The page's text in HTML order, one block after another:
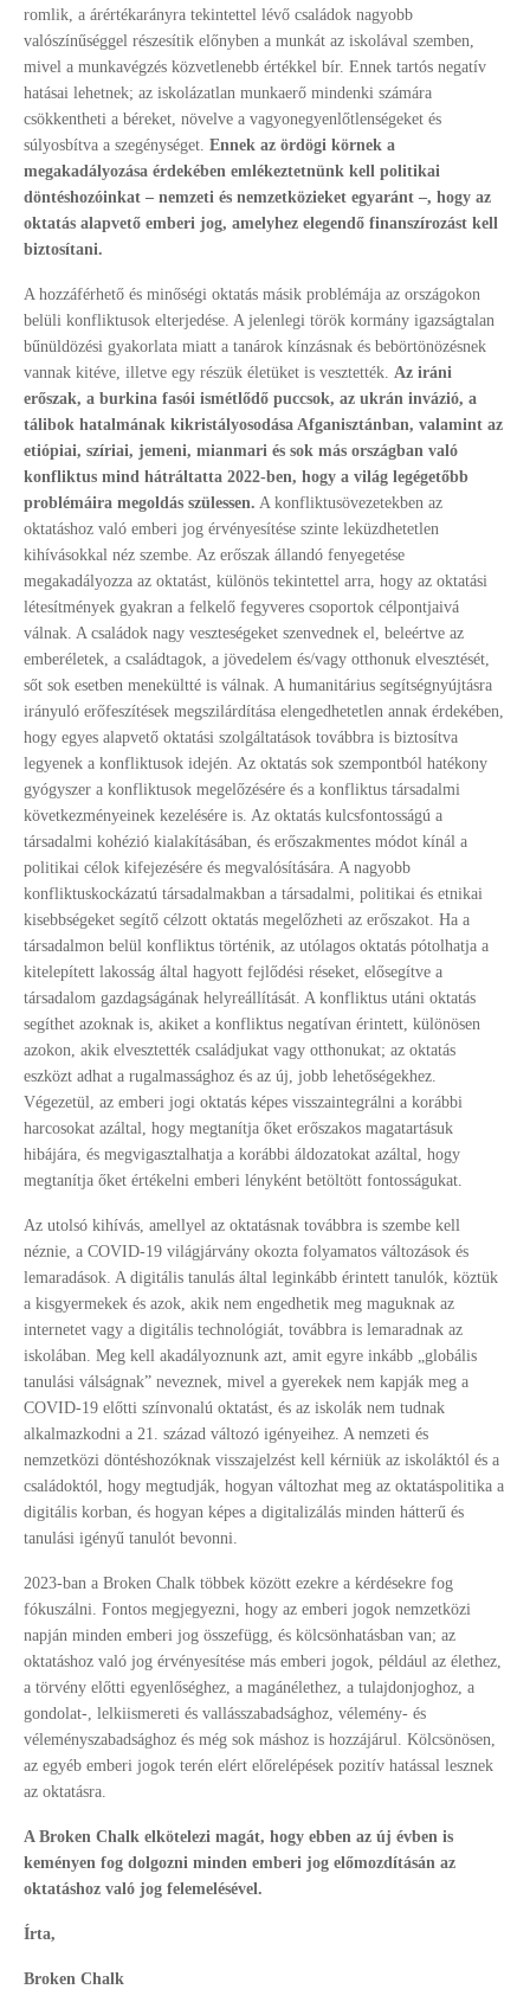
romlik, a árértékarányra tekintettel lévő családok nagyobb
valószínűséggel részesítik előnyben a munkát az iskolával szemben,
mivel a munkavégzés közvetlenebb értékkel bír. Ennek tartós negatív
hatásai lehetnek; az iskolázatlan munkaerő mindenki számára
csökkentheti a béreket, növelve a vagyonegyenlőtlenségeket és
súlyosbítva a szegénységet. Ennek az ördögi körnek a
megakadályozása érdekében emlékeztetnünk kell politikai
döntéshozóinkat – nemzeti és nemzetközieket egyaránt –, hogy az
oktatás alapvető emberi jog, amelyhez elegendő finanszírozást kell
biztosítani.
A hozzáférhető és minőségi oktatás másik problémája az országokon
belüli konfliktusok elterjedése. A jelenlegi török kormány igazságtalan
bűnüldözési gyakorlata miatt a tanárok kínzásnak és bebörtönözésnek
vannak kitéve, illetve egy részük életüket is vesztették. Az iráni
erőszak, a burkina fasói ismétlődő puccsok, az ukrán invázió, a
tálibok hatalmának kikristályosodása Afganisztánban, valamint az
etiópiai, szíriai, jemeni, mianmari és sok más országban való
konfliktus mind hátráltatta 2022-ben, hogy a világ legégetőbb
problémáira megoldás szülessen. A konfliktusövezetekben az
oktatáshoz való emberi jog érvényesítése szinte leküzdhetetlen
kihívásokkal néz szembe. Az erőszak állandó fenyegetése
megakadályozza az oktatást, különös tekintettel arra, hogy az oktatási
létesítmények gyakran a felkelő fegyveres csoportok célpontjaivá
válnak. A családok nagy veszteségeket szenvednek el, beleértve az
emberéletek, a családtagok, a jövedelem és/vagy otthonuk elvesztését,
sőt sok esetben menekültté is válnak. A humanitárius segítségnyújtásra
irányuló erőfeszítések megszilárdítása elengedhetetlen annak érdekében,
hogy egyes alapvető oktatási szolgáltatások továbbra is biztosítva
legyenek a konfliktusok idején. Az oktatás sok szempontból hatékony
gyógyszer a konfliktusok megelőzésére és a konfliktus társadalmi
következményeinek kezelésére is. Az oktatás kulcsfontosságú a
társadalmi kohézió kialakításában, és erőszakmentes módot kínál a
politikai célok kifejezésére és megvalósítására. A nagyobb
konfliktuskockázatú társadalmakban a társadalmi, politikai és etnikai
kisebbségeket segítő célzott oktatás megelőzheti az erőszakot. Ha a
társadalmon belül konfliktus történik, az utólagos oktatás pótolhatja a
kitelepített lakosság által hagyott fejlődési réseket, elősegítve a
társadalom gazdagságának helyreállítását. A konfliktus utáni oktatás
segíthet azoknak is, akiket a konfliktus negatívan érintett, különösen
azokon, akik elvesztették családjukat vagy otthonukat; az oktatás
eszközt adhat a rugalmassághoz és az új, jobb lehetőségekhez.
Végezetül, az emberi jogi oktatás képes visszaintegrálni a korábbi
harcosokat azáltal, hogy megtanítja őket erőszakos magatartásuk
hibájára, és megvigasztalhatja a korábbi áldozatokat azáltal, hogy
megtanítja őket értékelni emberi lényként betöltött fontosságukat.
Az utolsó kihívás, amellyel az oktatásnak továbbra is szembe kell
néznie, a COVID-19 világjárvány okozta folyamatos változások és
lemaradások. A digitális tanulás által leginkább érintett tanulók, köztük
a kisgyermekek és azok, akik nem engedhetik meg maguknak az
internetet vagy a digitális technológiát, továbbra is lemaradnak az
iskolában. Meg kell akadályoznunk azt, amit egyre inkább „globális
tanulási válságnak” neveznek, mivel a gyerekek nem kapják meg a
COVID-19 előtti színvonalú oktatást, és az iskolák nem tudnak
alkalmazkodni a 21. század változó igényeihez. A nemzeti és
nemzetközi döntéshozóknak visszajelzést kell kérniük az iskoláktól és a
családoktól, hogy megtudják, hogyan változhat meg az oktatáspolitika a
digitális korban, és hogyan képes a digitalizálás minden hátterű és
tanulási igényű tanulót bevonni.
2023-ban a Broken Chalk többek között ezekre a kérdésekre fog
fókuszálni. Fontos megjegyezni, hogy az emberi jogok nemzetközi
napján minden emberi jog összefügg, és kölcsönhatásban van; az
oktatáshoz való jog érvényesítése más emberi jogok, például az élethez,
a törvény előtti egyenlőséghez, a magánélethez, a tulajdonjoghoz, a
gondolat-, lelkiismereti és vallásszabadsághoz, vélemény- és
véleményszabadsághoz és még sok máshoz is hozzájárul. Kölcsönösen,
az egyéb emberi jogok terén elért előrelépések pozitív hatással lesznek
az oktatásra.
A Broken Chalk elkötelezi magát, hogy ebben az új évben is
keményen fog dolgozni minden emberi jog előmozdításán az
oktatáshoz való jog felemelésével.
Írta,
Broken Chalk